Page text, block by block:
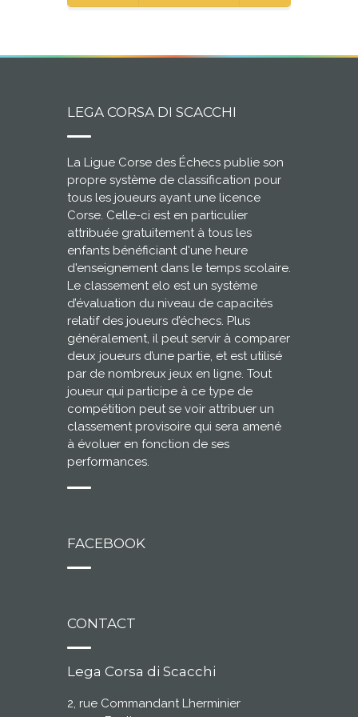
LEGA CORSA DI SCACCHI
La Ligue Corse des Échecs publie son
propre système de classification pour
tous les joueurs ayant une licence
Corse. Celle-ci est en particulier
attribuée gratuitement à tous les
enfants bénéficiant d'une heure
d'enseignement dans le temps scolaire.
Le classement elo est un système
d’évaluation du niveau de capacités
relatif des joueurs d’échecs. Plus
généralement, il peut servir à comparer
deux joueurs d’une partie, et est utilisé
par de nombreux jeux en ligne. Tout
joueur qui participe à ce type de
compétition peut se voir attribuer un
classement provisoire qui sera amené
à évoluer en fonction de ses
performances.
FACEBOOK
CONTACT
Lega Corsa di Scacchi
2, rue Commandant Lherminier